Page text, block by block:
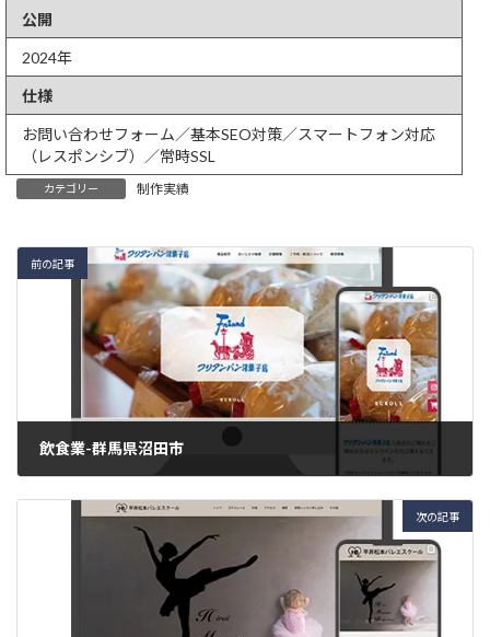
公開
2024年
仕様
お問い合わせフォーム／基本SEO対策／スマートフォン対応
（レスポンシブ）／常時SSL
カテゴリー 制作実績
前の記事
飲食業-群馬県沼田市
次の記事